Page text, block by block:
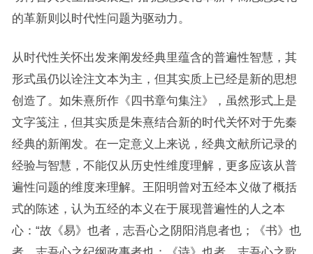
的革新则以时代性问题为驱动力。
从时代性关怀出发来阐发经典里蕴含的普遍性智慧，其
形式虽仍以诠注文本为主，但其实质上已经是新的思想
创造了。如朱熹所作《四书章句集注》，虽然形式上是
文字笺注，但其实质是朱熹结合新的时代关怀对于先秦
经典的新阐发。在一定意义上来说，经典文献所记录的
经验与智慧，不能仅从历史性维度理解，更多应该从普
遍性问题的维度来理解。王阳明曾对五经本义做了概括
式的陈述，认为五经的本义在于展现普遍性的人之本
心：“故《易》也者，志吾心之阴阳消息者也；《书》也